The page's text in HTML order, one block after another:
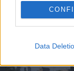
user
Data
KIEMELT